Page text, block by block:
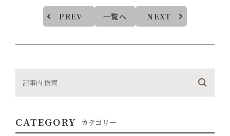
PREV 一覧へ NEXT
CATEGORY カテゴリー